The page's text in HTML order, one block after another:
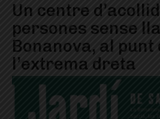
Un centre
persones sense
Bonanova, al punt
l’extrema dreta